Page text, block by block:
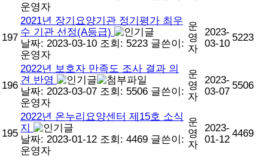
운영자
197
2021년 장기요양기관 정기평가 최우
수 기관 선정(A등급)
날짜: 2023-03-10 조회: 5223 글쓴이:
운영자
운
영
자
2023-
03-10
5223
196
2022년 보호자 만족도 조사 결과 의
견 반영
날짜: 2023-03-07 조회: 5506 글쓴이:
운영자
운
영
자
2023-
03-07
5506
195
2022년 온누리요양센터 제15호 소식
지
날짜: 2023-01-12 조회: 4469 글쓴이:
운영자
운
영
자
2023-
01-12
4469